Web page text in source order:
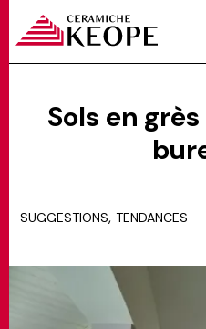
Sols en
SUGGESTIONS, TENDANCES